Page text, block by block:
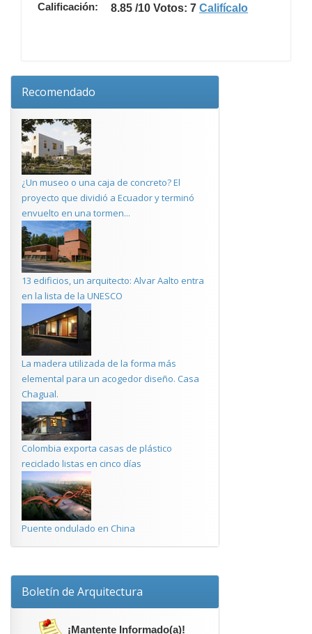
Calificación: 8.85 /10 Votos: 7 Califícalo
Recomendado
¿Un museo o una caja de concreto? El
proyecto que dividió a Ecuador y terminó
envuelto en una tormen...
13 edificios, un arquitecto: Alvar Aalto entra
en la lista de la UNESCO
La madera utilizada de la forma más
elemental para un acogedor diseño. Casa
Chagual.
Colombia exporta casas de plástico
reciclado listas en cinco días
Puente ondulado en China
Boletín de Arquitectura
¡Mantente Informado(a)!